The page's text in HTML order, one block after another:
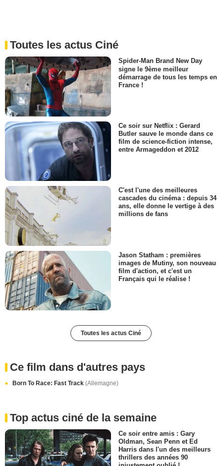
Toutes les actus Ciné
Spider-Man Brand New Day
signe le 9ème meilleur
démarrage de tous les temps en
France !
Ce soir sur Netflix : Gerard
Butler sauve le monde dans ce
film de science-fiction intense,
entre Armageddon et 2012
C'est l'une des meilleures
cascades du cinéma : depuis 34
ans, elle donne le vertige à des
millions de fans
Jason Statham : premières
images de Mutiny, son nouveau
film d'action, et c'est un
Français qui le réalise !
Toutes les actus Ciné
Ce film dans d'autres pays
Born To Race: Fast Track (Allemagne)
Top actus ciné de la semaine
Ce soir entre amis : Gary
Oldman, Sean Penn et Ed
Harris dans l'un des meilleurs
thrillers des années 90